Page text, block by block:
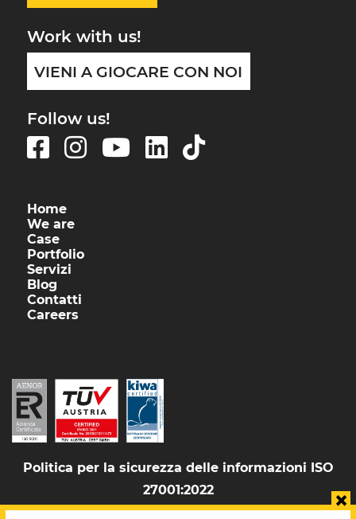
Work with us!
VIENI A GIOCARE CON NOI
Follow us!
Home
We are
Case
Portfolio
Servizi
Blog
Contatti
Careers
Politica per la sicurezza delle informazioni ISO
27001:2022
×